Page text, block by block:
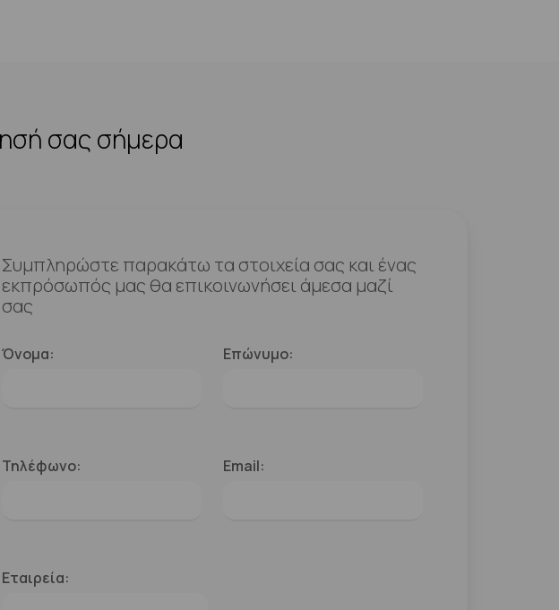
σας σήμερα
Συμπληρώστε παρακάτω τα στοιχεία σας και ένας
εκπρόσωπός μας θα επικοινωνήσει άμεσα μαζί
σας
Όνομα: Επώνυμο:
Τηλέφωνο: Email:
Εταιρεία: